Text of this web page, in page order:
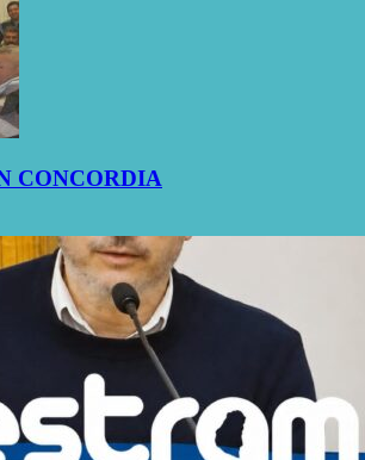
CONCORDIA